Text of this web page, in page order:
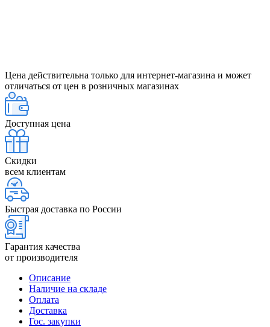
Цена действительна только для интернет-магазина и может
отличаться от цен в розничных магазинах
Доступная цена
Скидки
всем клиентам
Быстрая доставка по России
Гарантия качества
от производителя
Описание
Наличие на складе
Оплата
Доставка
Гос. закупки